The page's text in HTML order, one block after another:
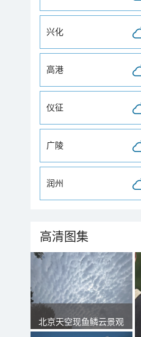
兴化
高港
仪征
广陵
润州
高清图集
北京天空现鱼鳞云景观